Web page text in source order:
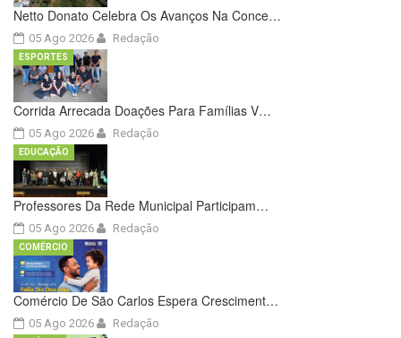
Netto Donato Celebra Os Avanços Na Conce…
05 Ago 2026 Redação
Corrida Arrecada Doações Para Famílias V…
05 Ago 2026
ESPORTES
Redação
Professores Da Rede Municipal Participam…
05 Ago 2026
EDUCAÇÃO
Redação
Comércio De São Carlos Espera Cresciment…
05 Ago 2026
COMÉRCIO
Redação